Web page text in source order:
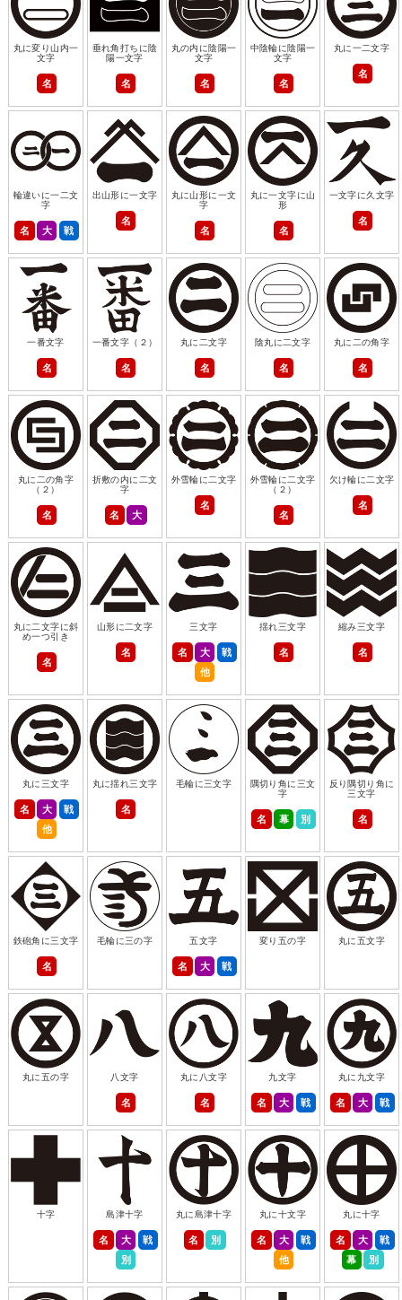
丸に変り山内一
文字
名
垂れ角打ちに陰
陽一文字
名
丸の内に陰陽一
文字
名
中陰輪に陰陽一
文字
名
丸に一二文字
名
輪違いに一二文
字
名 大 戦
出山形に一文字
名
丸に山形に一文
字
名
丸に一文字に山
形
名
一文字に久文字
名
一番文字
名
一番文字（２）
名
丸に二文字
名
陰丸に二文字
名
丸に二の角字
名
丸に二の角字
（２）
名
折敷の内に二文
字
名 大
外雪輪に二文字
名
外雪輪に二文字
（２）
名
欠け輪に二文字
名
丸に二文字に斜
め一つ引き
名
山形に二文字
名
三文字
名 大
戦
他
揺れ三文字
名
縮み三文字
名
丸に三文字
名 大
戦
他
丸に揺れ三文字
名
毛輪に三文字
隅切り角に三文
字
名 幕 別
反り隅切り角に
三文字
名
鉄砲角に三文字
名
毛輪に三の字 五文字
名 大 戦
変り五の字 丸に五文字
丸に五の字 八文字
名
丸に八文字
名
九文字
名 大 戦
丸に九文字
名 大 戦
十字 島津十字
名 大
戦
別
丸に島津十字
名 別
丸に十文字
名 大
戦
他
丸に十字
名 大
戦
幕
別